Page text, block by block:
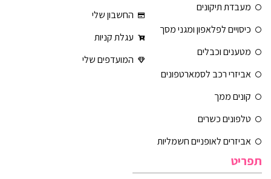
מעבדת תיקונים
כיסויים לפלאפון ומגני מסך
מטענים וכבלים
אביזרי רכב לסמארטפונים
קונים ממך
טלפונים כשרים
אביזרים לאופניים חשמליות
החשבון שלי
עגלת קניות
המועדפים שלי
תפריט